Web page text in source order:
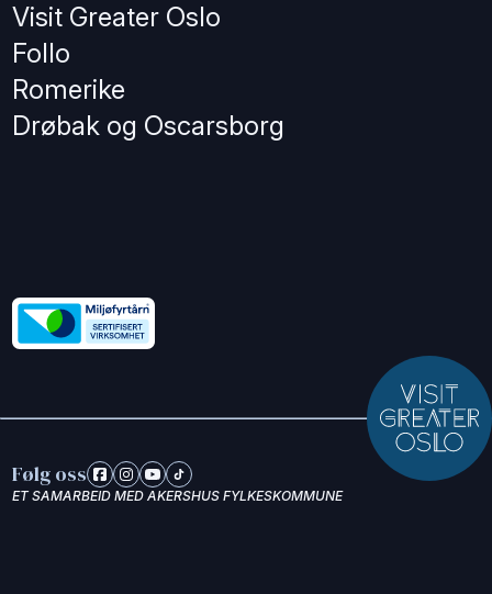
Visit Greater Oslo
Follo
Romerike
Drøbak og Oscarsborg
Følg oss
ET SAMARBEID MED AKERSHUS FYLKESKOMMUNE